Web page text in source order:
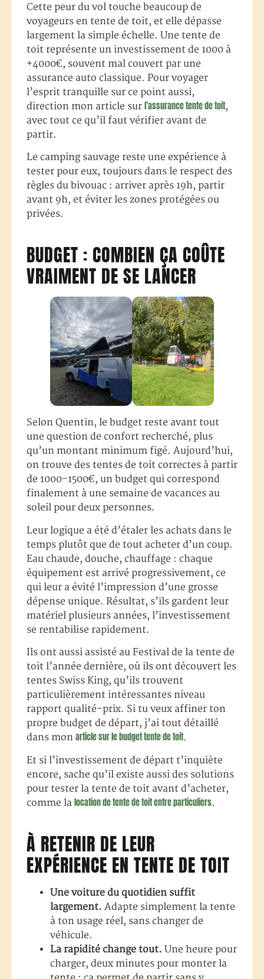
Cette peur du vol touche beaucoup de
voyageurs en tente de toit, et elle dépasse
largement la simple échelle. Une tente de
toit représente un investissement de 1000 à
+4000€, souvent mal couvert par une
assurance auto classique. Pour voyager
l’esprit tranquille sur ce point aussi,
direction mon article sur l’assurance tente de toit,
avec tout ce qu’il faut vérifier avant de
partir.
Le camping sauvage reste une expérience à
tester pour eux, toujours dans le respect des
règles du bivouac : arriver après 19h, partir
avant 9h, et éviter les zones protégées ou
privées.
BUDGET : COMBIEN ÇA COÛTE
VRAIMENT DE SE LANCER
Selon Quentin, le budget reste avant tout
une question de confort recherché, plus
qu’un montant minimum figé. Aujourd’hui,
on trouve des tentes de toit correctes à partir
de 1000-1500€, un budget qui correspond
finalement à une semaine de vacances au
soleil pour deux personnes.
Leur logique a été d’étaler les achats dans le
temps plutôt que de tout acheter d’un coup.
Eau chaude, douche, chauffage : chaque
équipement est arrivé progressivement, ce
qui leur a évité l’impression d’une grosse
dépense unique. Résultat, s’ils gardent leur
matériel plusieurs années, l’investissement
se rentabilise rapidement.
Ils ont aussi assisté au Festival de la tente de
toit l’année dernière, où ils ont découvert les
tentes Swiss King, qu’ils trouvent
particulièrement intéressantes niveau
rapport qualité-prix. Si tu veux affiner ton
propre budget de départ, j’ai tout détaillé
dans mon article sur le budget tente de toit.
Et si l’investissement de départ t’inquiète
encore, sache qu’il existe aussi des solutions
pour tester la tente de toit avant d’acheter,
comme la location de tente de toit entre particuliers.
À RETENIR DE LEUR
EXPÉRIENCE EN TENTE DE TOIT
Une voiture du quotidien suffit
largement. Adapte simplement la tente
à ton usage réel, sans changer de
véhicule.
La rapidité change tout. Une heure pour
charger, deux minutes pour monter la